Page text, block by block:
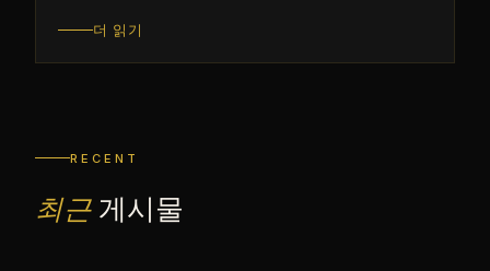
더 읽기
RECENT
최근 게시물